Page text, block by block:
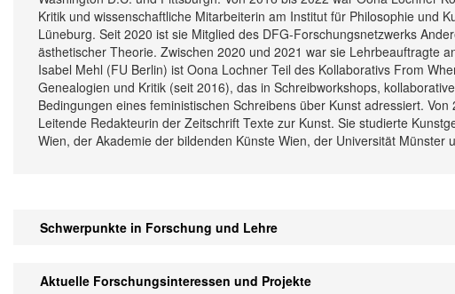
Kritik und wissenschaftliche Mitarbeiterin am Institut für Philosophie und
Lüneburg. Seit 2020 ist sie Mitglied des DFG-Forschungsnetzwerks
ästhetischer Theorie. Zwischen 2020 und 2021 war sie Lehrbeauftragte
Isabel Mehl (FU Berlin) ist Oona Lochner Teil des Kollaborativs From
Genealogien und Kritik (seit 2016), das in Schreibworkshops,
Bedingungen eines feministischen Schreibens über Kunst adressiert.
Leitende Redakteurin der Zeitschrift Texte zur Kunst. Sie studierte
Wien, der Akademie der bildenden Künste Wien, der Universität Münster
Schwerpunkte in Forschung und Lehre
Aktuelle Forschungsinteressen und Projekte